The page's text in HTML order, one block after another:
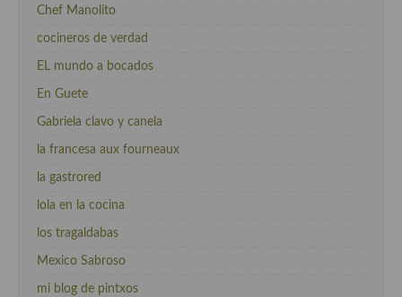
Chef Manolito
cocineros de verdad
EL mundo a bocados
En Guete
Gabriela clavo y canela
la francesa aux fourneaux
la gastrored
lola en la cocina
los tragaldabas
Mexico Sabroso
mi blog de pintxos